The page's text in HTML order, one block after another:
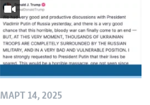
МАРТ 14, 2025